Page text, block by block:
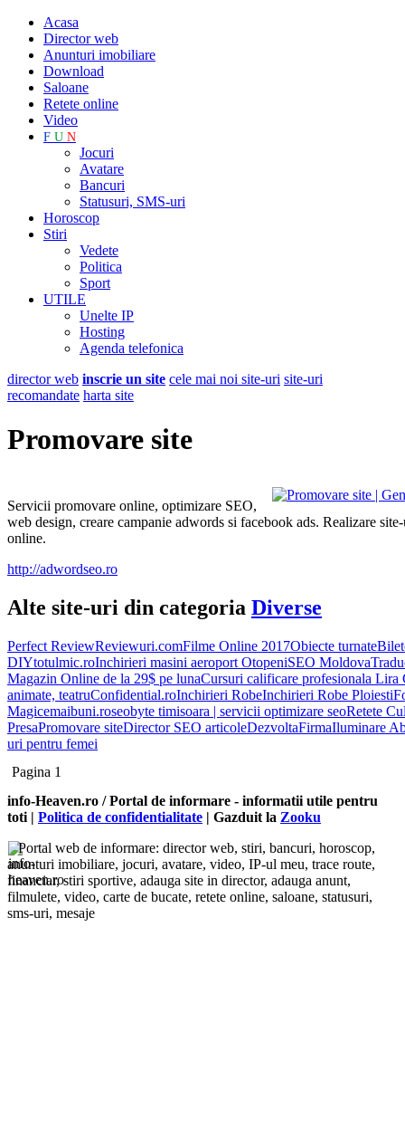
Acasa
Director web
Anunturi imobiliare
Download
Saloane
Retete online
Video
F U N
Jocuri
Avatare
Bancuri
Statusuri, SMS-uri
Horoscop
Stiri
Vedete
Politica
Sport
UTILE
Unelte IP
Hosting
Agenda telefonica
director web inscrie un site cele mai noi site-uri site-uri
recomandate harta site
Promovare site
Servicii promovare online, optimizare SEO,
web design, creare campanie adwords si facebook ads. Realizare
online.
http://adwordseo.ro
Alte site-uri din categoria Diverse
Perfect ReviewReviewuri.comFilme Online 2017Obiecte turnate
DIYtotulmic.roInchirieri masini aeroport OtopeniSEO Moldova
Magazin Online de la 29$ pe lunaCursuri calificare profesionala Lira
animate, teatruConfidential.roInchirieri RobeInchirieri Robe Ploiesti
Magicemaibuni.roseobyte timisoara | servicii optimizare seoRetete
PresaPromovare siteDirector SEO articoleDezvoltaFirmaIluminare
uri pentru femei
Pagina 1
info-Heaven.ro / Portal de informare - informatii utile pentru
toti | Politica de confidentialitate | Gazduit la Zooku
Portal web de informare: director web, stiri, bancuri, horoscop,
anunturi imobiliare, jocuri, avatare, video, IP-ul meu, trace route,
financiar, stiri sportive, adauga site in director, adauga anunt,
filmulete, video, carte de bucate, retete online, saloane, statusuri,
sms-uri, mesaje